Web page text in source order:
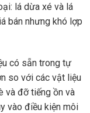
lá dừa xé và lá
bán nhưng khó lợp
có sẵn trong tự
so với các vật liệu
và đỡ tiếng ồn và
vào điều kiện môi